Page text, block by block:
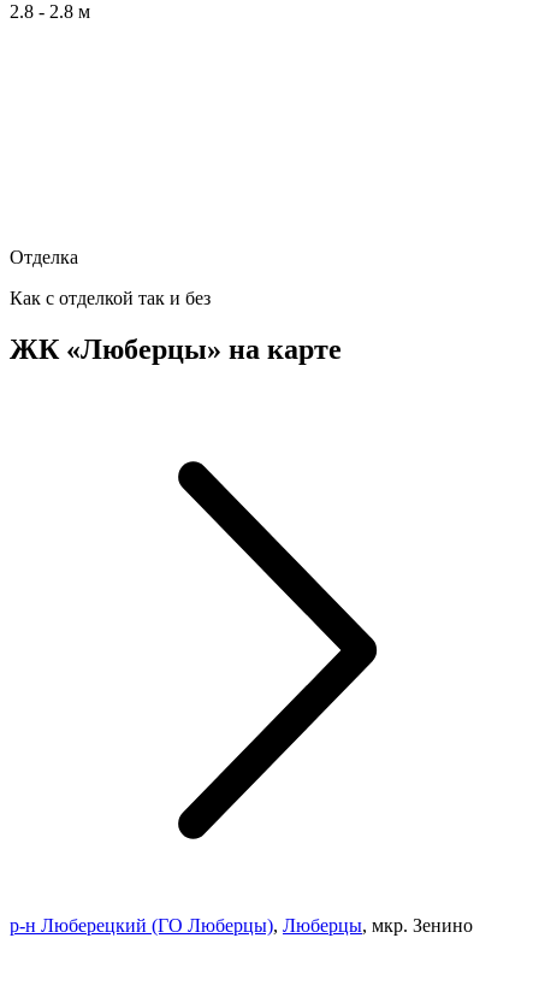
2.8 - 2.8 м
Отделка
Как с отделкой так и без
ЖК «Люберцы» на карте
р-н Люберецкий (ГО Люберцы), Люберцы, мкр. Зенино